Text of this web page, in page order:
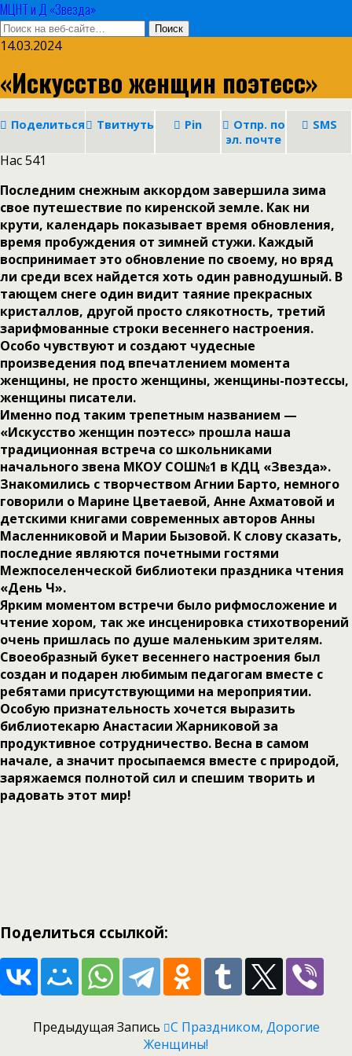
МЦНТ и Д «Звезда»
14.03.2024
«Искусство женщин поэтесс»
Поделиться Твитнуть Pin
Отпр. по
эл. почте
SMS
Нас541
Последним снежным аккордом завершила зима
свое путешествие по киренской земле. Как ни
крути, календарь показывает время обновления,
время пробуждения от зимней стужи. Каждый
воспринимает это обновление по своему, но вряд
ли среди всех найдется хоть один равнодушный. В
тающем снеге один видит таяние прекрасных
кристаллов, другой просто слякотность, третий
зарифмованные строки весеннего настроения.
Особо чувствуют и создают чудесные
произведения под впечатлением момента
женщины, не просто женщины, женщины-поэтессы,
женщины писатели.
Именно под таким трепетным названием —
«Искусство женщин поэтесс» прошла наша
традиционная встреча со школьниками
начального звена МКОУ СОШ№1 в КДЦ «Звезда».
Знакомились с творчеством Агнии Барто, немного
говорили о Марине Цветаевой, Анне Ахматовой и
детскими книгами современных авторов Анны
Масленниковой и Марии Бызовой. К слову сказать,
последние являются почетными гостями
Межпоселенческой библиотеки праздника чтения
«День Ч».
Ярким моментом встречи было рифмосложение и
чтение хором, так же инсценировка стихотворений
очень пришлась по душе маленьким зрителям.
Своеобразный букет весеннего настроения был
создан и подарен любимым педагогам вместе с
ребятами присутствующими на мероприятии.
Особую признательность хочется выразить
библиотекарю Анастасии Жарниковой за
продуктивное сотрудничество. Весна в самом
начале, а значит просыпаемся вместе с природой,
заряжаемся полнотой сил и спешим творить и
радовать этот мир!
Поделиться ссылкой:
Предыдущая Запись
С Праздником, Дорогие
Женщины!